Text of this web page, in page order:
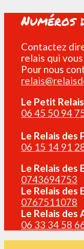
Numéros
Contactez
relais qui
Pour nous
Le Petit
06 45 50 94
Le Relais des
06 15 14 91
Le Relais des
0743694753
Le Relais des
0767511078
Le Relais des
06 33 34 58